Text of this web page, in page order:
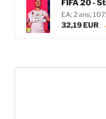
FIFA 20 -
EA; 2 ans;
32,19 EUR